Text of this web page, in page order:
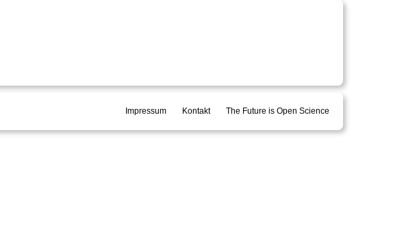
Impressum Kontakt The Future is Open Science